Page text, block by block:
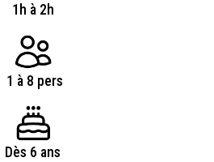
1h à 2h
1 à 8 pers
Dès 6 ans